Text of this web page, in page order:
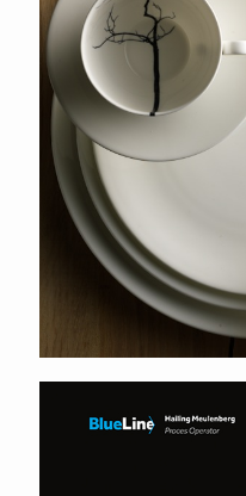
Smurfit Kappa